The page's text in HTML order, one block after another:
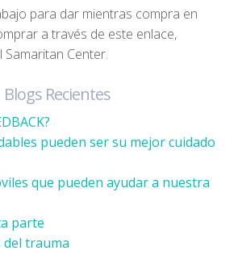
para dar mientras compra en
a través de este enlace,
Center.
Blogs Recientes
pueden ser su mejor cuidado
que pueden ayudar a nuestra
parte
del trauma